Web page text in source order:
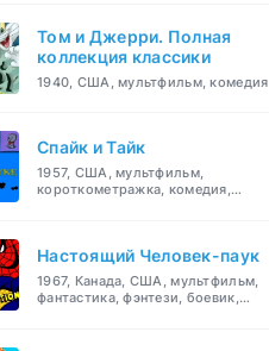
Том и Джерри. Полная
коллекция классики
1940, США, мультфильм, комедия
Спайк и Тайк
1957, США, мультфильм,
короткометражка, комедия,
Настоящий Человек-паук
1967, Канада, США, мультфильм,
фантастика, фэнтези, боевик,